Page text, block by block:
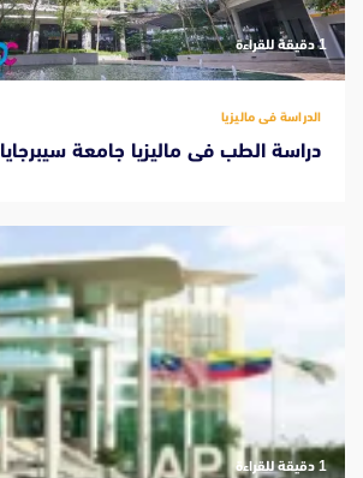
‫1 دقيقة للقراءة
الدراسة فى ماليزيا
دراسة الطب فى ماليزيا جامعة سيبرجايا
‫1 دقيقة للقراءة